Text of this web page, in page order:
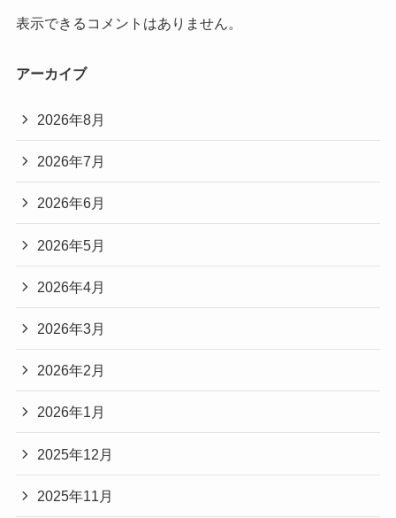
表示できるコメントはありません。
アーカイブ
2026年8月
2026年7月
2026年6月
2026年5月
2026年4月
2026年3月
2026年2月
2026年1月
2025年12月
2025年11月